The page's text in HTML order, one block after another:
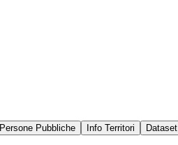
Persone Pubbliche Info Territori Dataset